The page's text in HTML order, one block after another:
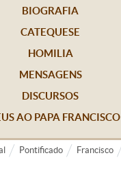
BIOGRAFIA
CATEQUESE
HOMILIA
MENSAGENS
DISCURSOS
AO PAPA FRANCISCO
Pontificado Francisco